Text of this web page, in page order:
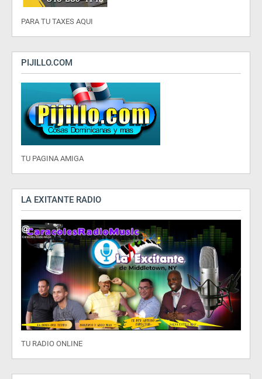
PARA TU TAXES AQUI
PIJILLO.COM
TU PAGINA AMIGA
LA EXITANTE RADIO
TU RADIO ONLINE